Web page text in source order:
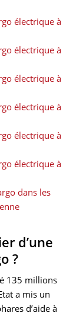
électrique à
électrique à
électrique à
électrique à
électrique à
électrique à
dans les
d’une
?
135 millions
a mis un
d’aide à